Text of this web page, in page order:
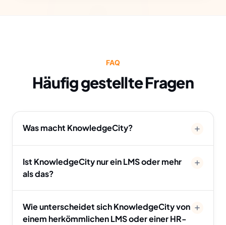
FAQ
Häufig gestellte Fragen
Was macht KnowledgeCity?
Ist KnowledgeCity nur ein LMS oder mehr
als das?
Wie unterscheidet sich KnowledgeCity von
einem herkömmlichen LMS oder einer HR-